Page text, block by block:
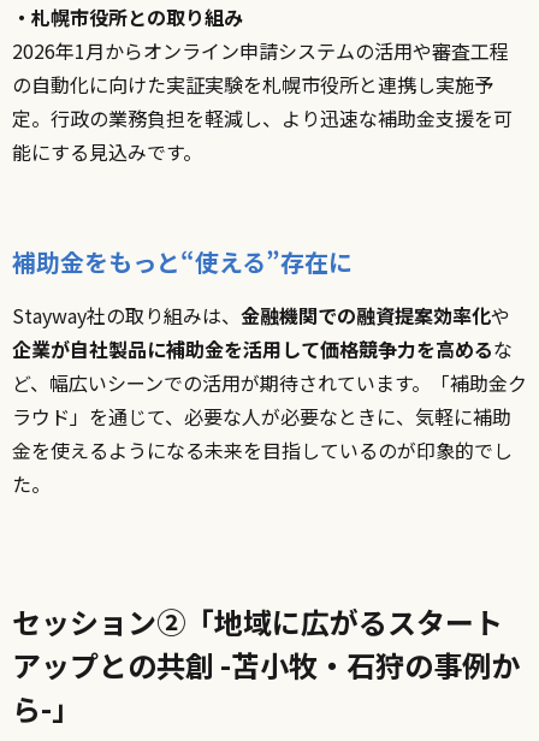
・札幌市役所との取り組み
2026年1月からオンライン申請システムの活用や審査工程
の自動化に向けた実証実験を札幌市役所と連携し実施予
定。行政の業務負担を軽減し、より迅速な補助金支援を可
能にする見込みです。
補助金をもっと“使える”存在に
Stayway社の取り組みは、 金融機関での融資提案効率化や
企業が自社製品に補助金を活用して価格競争力を高めるな
ど、幅広いシーンでの活用が期待されています。「補助金ク
ラウド」を通じて、必要な人が必要なときに、気軽に補助
金を使えるようになる未来を目指しているのが印象的でし
た。
セッション② 「地域に広がるスタート
アップとの共創 -苫小牧・石狩の事例か
ら-」